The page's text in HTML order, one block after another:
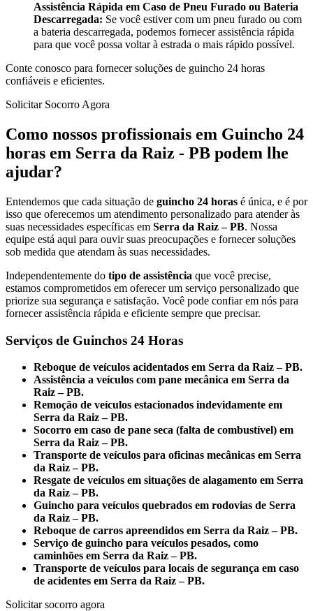
Assistência Rápida em Caso de Pneu Furado ou Bateria
Descarregada: Se você estiver com um pneu furado ou com
a bateria descarregada, podemos fornecer assistência rápida
para que você possa voltar à estrada o mais rápido possível.
Conte conosco para fornecer soluções de guincho 24 horas
confiáveis e eficientes.
Solicitar Socorro Agora
Como nossos profissionais em Guincho 24
horas em Serra da Raiz - PB podem lhe
ajudar?
Entendemos que cada situação de guincho 24 horas é única, e é por
isso que oferecemos um atendimento personalizado para atender às
suas necessidades específicas em Serra da Raiz – PB. Nossa
equipe está aqui para ouvir suas preocupações e fornecer soluções
sob medida que atendam às suas necessidades.
Independentemente do tipo de assistência que você precise,
estamos comprometidos em oferecer um serviço personalizado que
priorize sua segurança e satisfação. Você pode confiar em nós para
fornecer assistência rápida e eficiente sempre que precisar.
Serviços de Guinchos 24 Horas
Reboque de veículos acidentados em Serra da Raiz – PB.
Assistência a veículos com pane mecânica em Serra da
Raiz – PB.
Remoção de veículos estacionados indevidamente em
Serra da Raiz – PB.
Socorro em caso de pane seca (falta de combustível) em
Serra da Raiz – PB.
Transporte de veículos para oficinas mecânicas em Serra
da Raiz – PB.
Resgate de veículos em situações de alagamento em Serra
da Raiz – PB.
Guincho para veículos quebrados em rodovias de Serra
da Raiz – PB.
Reboque de carros apreendidos em Serra da Raiz – PB.
Serviço de guincho para veículos pesados, como
caminhões em Serra da Raiz – PB.
Transporte de veículos para locais de segurança em caso
de acidentes em Serra da Raiz – PB.
Solicitar socorro agora